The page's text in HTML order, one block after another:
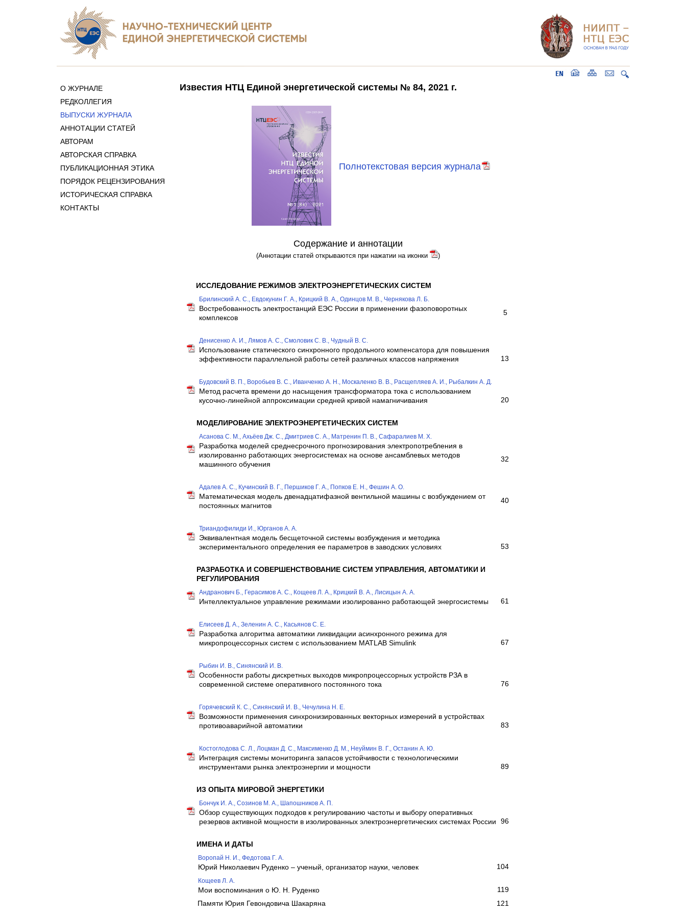
О ЖУРНАЛЕ
РЕДКОЛЛЕГИЯ
ВЫПУСКИ ЖУРНАЛА
АННОТАЦИИ СТАТЕЙ
АВТОРАМ
АВТОРСКАЯ СПРАВКА
ПУБЛИКАЦИОННАЯ ЭТИКА
ПОРЯДОК РЕЦЕНЗИРОВАНИЯ
ИСТОРИЧЕСКАЯ СПРАВКА
КОНТАКТЫ
Известия НТЦ Единой энергетической системы № 84, 2021 г.
Полнотекстовая версия журнала
Содержание и аннотации
(Аннотации статей открываются при нажатии на иконки )
ИССЛЕДОВАНИЕ РЕЖИМОВ ЭЛЕКТРОЭНЕРГЕТИЧЕСКИХ СИСТЕМ
Брилинский А. С., Евдокунин Г. А., Крицкий В. А., Одинцов М. В., Чернякова Л. Б.
Востребованность электростанций ЕЭС России в применении фазоповоротных
комплексов
5
Денисенко А. И., Лямов А. С., Смоловик С. В., Чудный В. С.
Использование статического синхронного продольного компенсатора для повышения
эффективности параллельной работы сетей различных классов напряжения
13
Будовский В. П., Воробьев В. С., Иванченко А. Н., Москаленко В. В., Расщепляев А. И., Рыбалкин А. Д.
Метод расчета времени до насыщения трансформатора тока с использованием
кусочно-линейной аппроксимации средней кривой намагничивания
20
МОДЕЛИРОВАНИЕ ЭЛЕКТРОЭНЕРГЕТИЧЕСКИХ СИСТЕМ
Асанова С. М., Ахьёев Дж. С., Дмитриев С. А., Матренин П. В., Сафаралиев М. Х.
Разработка моделей среднесрочного прогнозирования электропотребления в
изолированно работающих энергосистемах на основе ансамблевых методов
машинного обучения
32
Адалев А. С., Кучинский В. Г., Першиков Г. А., Попков Е. Н., Фешин А. О.
Математическая модель двенадцатифазной вентильной машины с возбуждением от
постоянных магнитов
40
Триандофилиди И., Юрганов А. А.
Эквивалентная модель бесщеточной системы возбуждения и методика
экспериментального определения ее параметров в заводских условиях
53
РАЗРАБОТКА И СОВЕРШЕНСТВОВАНИЕ СИСТЕМ УПРАВЛЕНИЯ, АВТОМАТИКИ И
РЕГУЛИРОВАНИЯ
Андранович Б., Герасимов А. С., Кощеев Л. А., Крицкий В. А., Лисицын А. А.
Интеллектуальное управление режимами изолированно работающей энергосистемы 61
Елисеев Д. А., Зеленин А. С., Касьянов С. Е.
Разработка алгоритма автоматики ликвидации асинхронного режима для
микропроцессорных систем с использованием MATLAB Simulink
67
Рыбин И. В., Синянский И. В.
Особенности работы дискретных выходов микропроцессорных устройств РЗА в
современной системе оперативного постоянного тока
76
Горячевский К. C., Синянский И. В., Чечулина Н. Е.
Возможности применения синхронизированных векторных измерений в устройствах
противоаварийной автоматики
83
Костоглодова С. Л., Лоцман Д. С., Максименко Д. М., Неуймин В. Г., Останин А. Ю.
Интеграция системы мониторинга запасов устойчивости с технологическими
инструментами рынка электроэнергии и мощности
89
ИЗ ОПЫТА МИРОВОЙ ЭНЕРГЕТИКИ
Бончук И. А., Созинов М. А., Шапошников А. П.
Обзор существующих подходов к регулированию частоты и выбору оперативных
резервов активной мощности в изолированных электроэнергетических системах России
96
ИМЕНА И ДАТЫ
Воропай Н. И., Федотова Г. А.
Юрий Николаевич Руденко – ученый, организатор науки, человек 104
Кощеев Л. А.
Мои воспоминания о Ю. Н. Руденко
119
Памяти Юрия Гевондовича Шакаряна
121